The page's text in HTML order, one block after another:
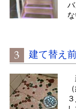
建て替え